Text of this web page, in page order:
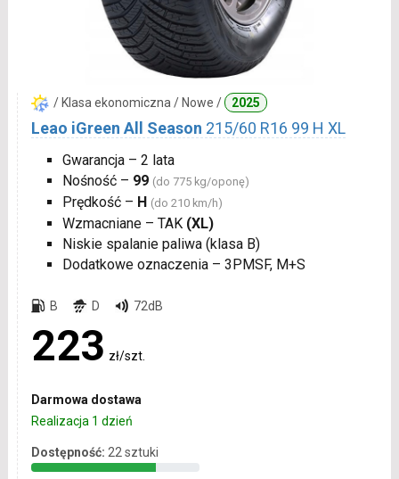
/ Klasa ekonomiczna / Nowe / 2025
Leao iGreen All Season 215/60 R16 99 H XL
Gwarancja – 2 lata
Nośność – 99 (do 775 kg/oponę)
Prędkość – H (do 210 km/h)
Wzmacniane – TAK (XL)
Niskie spalanie paliwa (klasa B)
Dodatkowe oznaczenia – 3PMSF, M+S
B D 72dB
223 zł/szt.
Darmowa dostawa
Realizacja 1 dzień
Dostępność: 22 sztuki